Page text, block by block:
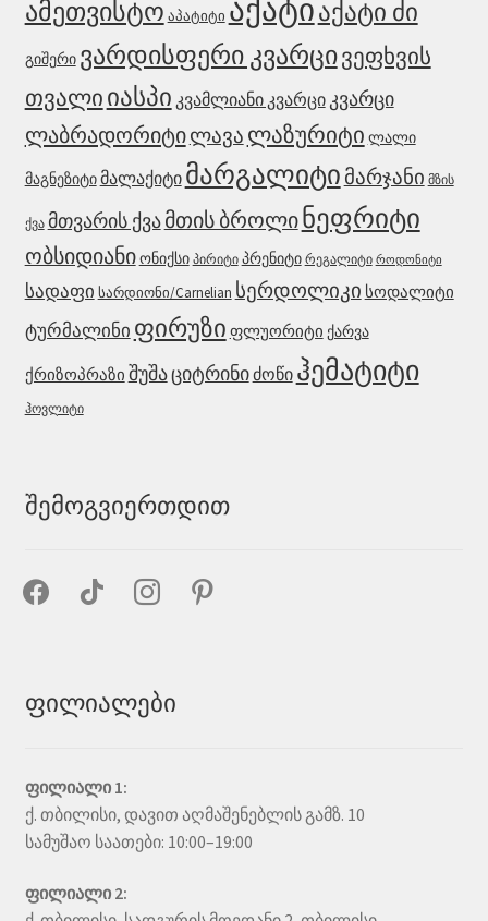
ამეთვისტო აპატიტი აქატიაქატი ძი
გიშერი ვარდისფერი კვარცივეფხვის
თვალიიასპი კვამლიანი კვარცი კვარცი
ლაბრადორიტილავა ლაზურიტი ლალი
მაგნეზიტიმალაქიტი მარგალიტი მარჯანი მზის
ქვა მთვარის ქვამთის ბროლინეფრიტი
ობსიდიანიონიქსი პირიტი პრენიტი რეგალიტი როდონიტი
სადაფი სარდიონი/Carnelian სერდოლიკი სოდალიტი
ტურმალინი ფირუზი ფლუორიტი ქარვა
ქრიზოპრაზი შუშაციტრინიძოწი ჰემატიტი
ჰოვლიტი
შემოგვიერთდით
facebook tiktok instagrampinterest
ფილიალები
ფილიალი 1:
ქ. თბილისი, დავით აღმაშენებლის გამზ. 10
სამუშაო საათები: 10:00–19:00
ფილიალი 2: